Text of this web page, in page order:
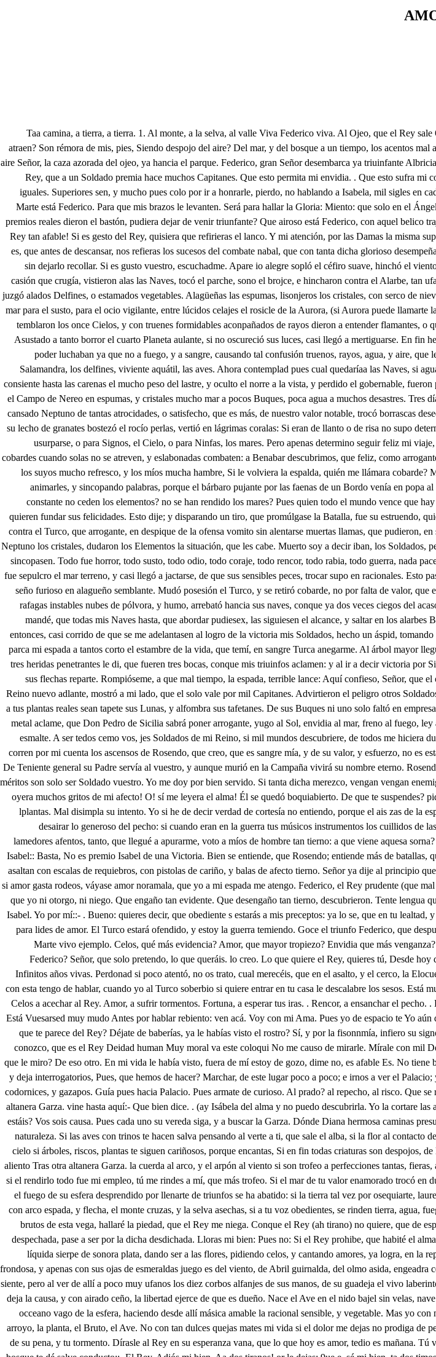
Taa camina, a tierra, a tierra. 1. Al monte, a la selva, al valle Viva Federico viva. Al Ojeo, que el Rey sale Que voces tan encontradas: Que ecos tan desiguales: Siendo Alma de la Esfera, son imán, que así me atraen? Son rémora de mis, pies, Siendo despojo del aire? Del mar, y del bosque a un tiempo, los acentos mal amantes causan en mi corazón distintas contrariedades. Aténgome a que esta bulla, de voces parará en aire Señor, la caza azorada del ojeo, ya hancia el parque. Federico, gran Señor desembarca ya triuinfante Albricias albricias alma. Pues la caza se dilate, y logre el gran Federico que solo nu Rey vaya a hunrarle, que Rey, que a un Soldado premia hace muchos Capitanes. Que esto permita mi envidia. . Que esto sufra mi coraje. Mucho a Federico honráis; mas son sus méritos tales, que aún los honores no son a sus hazañas iguales. Superiores sen, y mucho pues colo por ir a honrarle, pierdo, no hablando a Isabela, mil sigles en cada instante. Mucho le alaba la Reina. Si vendrá mi Estaparate, Salgámosle a recibir. A tus pies heroico Marte está Federico. Para que mis brazos le levanten. Será para hallar la Gloria: Miento: que solo en el Ángel de Isabela (ay! Cielo hermoso) pueden hallarse mis glorias. Que en fin lograste victoria? A quién tus premios reales dieron el bastón, pudiera dejar de venir triunfante? Que airoso está Federico, con aquel belico traje? si supo agradarme Adonis, hoy me ha enamorado Marte. Vive Dios, que no pensaba. que fuera el Rey tan afable! Si es gesto del Rey, quisiera que refirieras el lanco. Y mi atención, por las Damas la misma suplica os hace. A se que sabrá decirlo, como supo ejecutarlo. Siendo feerza obedecer a las Damas, justo es, que antes de descansar, nos refieras los sucesos del combate nabal, que con tanta dicha glorioso desempeñaste. Las albricias perdonara al Rey mi amo al insrante por el trabajo de babel de vomitar cuanto sabe, sin dejarlo recollar. Si es gusto vuestro, escuchadme. Apare io alegre sopló el céfiro suave, hinchó el viento nuestras velas, viéronse quietos los mares, ardió el corazón en furias, dispertó fiero el coraje, sono el casión que crugía, vistieron alas las Naves, tocó el parche, sono el brojce, e hincharon contra el Alarbe, tan ufanas, tan ligeras, tan soberbias, y arrogantes, que la Deidad de Reptuno supremo Rey de los mares las juzgó alados Delfines, o estamados vegetables. Alagüeñas las espumas, lisonjeros los cristales, con serco de nieve, y plata la ofrecieron libertades, (si en la constancia hay firmeza) seguridad inconstante. Dormido el mar para el susto, para el ocio vigilante, entre lúcidos celajes el rosicle de la Aurora, (si Aurora puede llamarte la que encapotando el Cielo vistió de sombras el aire) se desquiciaron los ejes del azul carro triunfante, temblaron los once Cielos, y con truenes formidables aconpañados de rayos dieron a entender flamantes, o que era el Cielo un vesubio, o que contra sus Deidades se renovaba la guerra de los antigues Gigantes. Asustado a tanto borror el cuarto Planeta aulante, si no oscureció sus luces, casi llegó a mertiguarse. En fin hecho el día noche su furor el Cielo esparce, y encontrado con el noto, y el aquilón arrogante, a mas no poder luchaban ya que no a fuego, y a sangre, causando tal confusión truenos, rayos, agua, y aire, que les pareció a los ojos más linces, y perspicaces ser líquida humor, el fuego, cuarto elemento, los mares, Salamandra, los delfines, viviente aquátil, las aves. Ahora contemplad pues cual quedaríaa las Naves, si agua, trugao, viento, y fuego, conspirados las embaten: crujen entenas, y quillas, silvan árbol, y velamen, consiente hasta las carenas el mucho peso del lastre, y oculto el norre a la vista, y perdido el gobernable, fueron pelotas de viento, las que montes eran antea. Una a los Cielos se sube otra al abismo so abate, Siendo el Campo de Nereo en espumas, y cristales mucho mar a pocos Buques, poca agua a muchos desastres. Tres días duró este horror, o tres noches, (si no caben ni tinieblas en el día, ni en la noche claridades, cuando cansado Neptuno de tantas atrocidades, o satisfecho, que es más, de nuestro valor notable, trocó borrascas desechas en dulces tranquilidades: serenáronse las ondas, sosegáronse los aires, y se esperezó la aurera en su lecho de granates bostezó el rocío perlas, vertió en lágrimas coralas: Si eran de llanto o de risa no supo determinarse, y con las leces de Febo más bien visto por más tarde, hallé siete Naves menos, que quisieron usurparse, o para Signos, el Cielo, o para Ninfas, los mares. Pero apenas determino seguir feliz mi viaje, cuando burlando un peligro tropiezo con mil azares. Ah! que bien dijo el que dijo, que las desgracias cobardes cuando solas no se atreven, y eslabonadas combaten: a Benabar descubrimos, que feliz, como arrogante en una segura cala burló del mar los embates. El sosegado, Yo inquieto, Yo pocas, el muchas naves, los suyos mucho refresco, y los míos mucha hambre, Si le volviera la espalda, quién me